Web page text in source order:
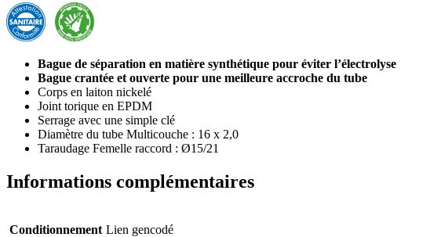
Bague de séparation en matière synthétique pour éviter l’électrolyse
Bague crantée et ouverte pour une meilleure accroche du tube
Corps en laiton nickelé
Joint torique en EPDM
Serrage avec une simple clé
Diamètre du tube Multicouche : 16 x 2,0
Taraudage Femelle raccord : Ø15/21
Informations complémentaires
Conditionnement Lien gencodé